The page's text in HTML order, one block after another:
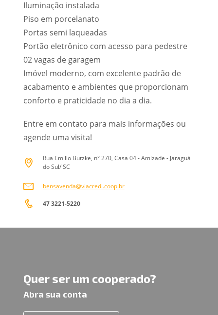
Iluminação instalada
Piso em porcelanato
Portas semi laqueadas
Portão eletrônico com acesso para pedestre
02 vagas de garagem
Imóvel moderno, com excelente padrão de
acabamento e ambientes que proporcionam
conforto e praticidade no dia a dia.
Entre em contato para mais informações ou
agende uma visita!
Rua Emilio Butzke, n° 270, Casa 04 - Amizade - Jaraguá
do Sul/ SC
bensavenda@viacredi.coop.br
47 3221-5220
Quer ser um cooperado?
Abra sua conta